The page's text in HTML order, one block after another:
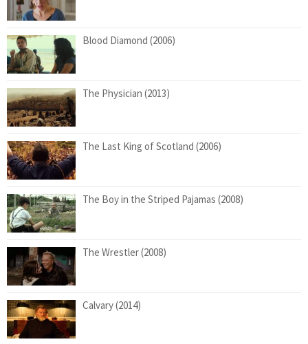
Blood Diamond (2006)
The Physician (2013)
The Last King of Scotland (2006)
The Boy in the Striped Pajamas (2008)
The Wrestler (2008)
Calvary (2014)